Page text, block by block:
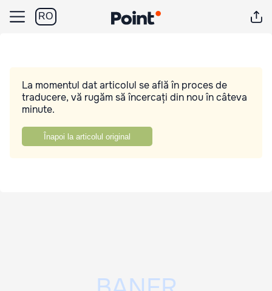
RO
La momentul dat articolul se află în proces de
traducere, vă rugăm să încercați din nou în câteva
minute.
Înapoi la articolul original